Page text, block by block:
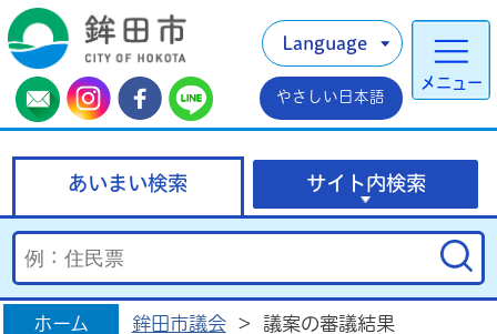
メニュー
Language
やさしい日本語
あいまい検索 サイト内検索
ホーム 鉾田市議会 > 議案の審議結果